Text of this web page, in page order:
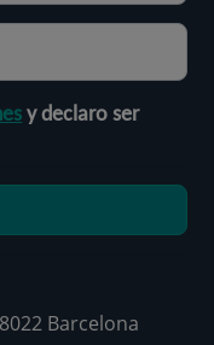
y declaro ser
Barcelona